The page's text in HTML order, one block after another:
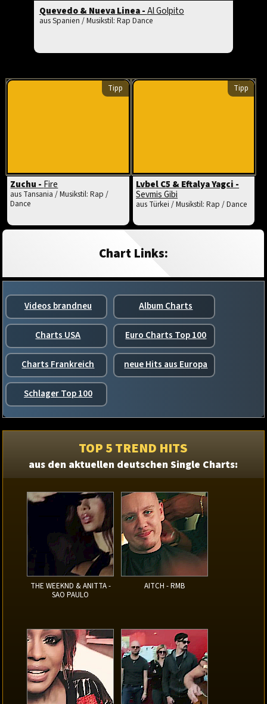
Quevedo & Nueva Linea -Al Golpito
aus Spanien / Musikstil: Rap Dance
Tipp
Zuchu -Fire
aus Tansania / Musikstil: Rap /
Dance
Tipp
Lvbel C5 & Eftalya Yagci -
Sevmis Gibi
aus Türkei / Musikstil: Rap / Dance
Chart Links:
Videos brandneu Album Charts
Charts USA Euro Charts Top 100
Charts Frankreich neue Hits aus Europa
Schlager Top 100
TOP 5 TREND HITS
aus den aktuellen deutschen Single Charts:
THE WEEKND & ANITTA -
SAO PAULO
AITCH - RMB